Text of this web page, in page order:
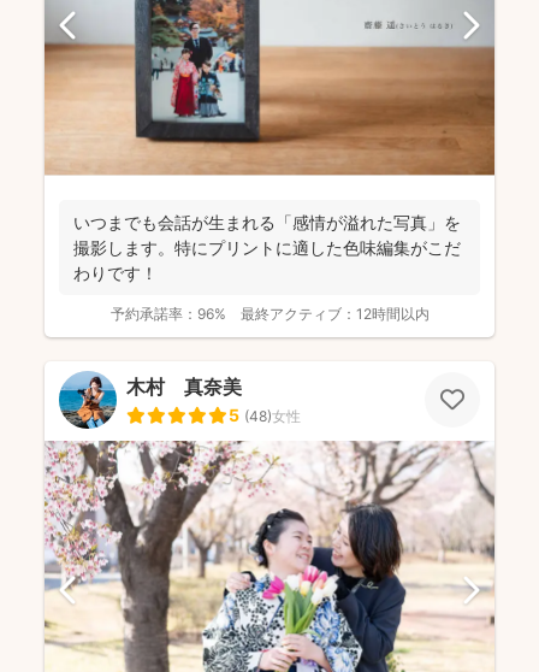
いつまでも会話が生まれる「感情が溢れた写真」を
撮影します。特にプリントに適した色味編集がこだ
わりです！
予約承諾率： 96% 最終アクティブ： 12時間以内
木村 真奈美
5 (48)女性